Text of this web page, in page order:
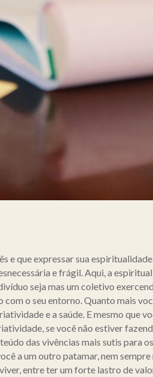
e que expressar sua
e frágil. Aqui, a
seja mas um coletivo
o seu entorno. Quanto mais
e a saúde. E mesmo que
se você não estiver
das vivências mais sutis para
a um outro patamar, nem
entre ter um forte lastro de